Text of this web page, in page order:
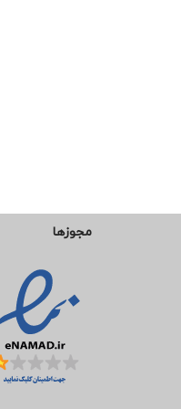
مجوزها